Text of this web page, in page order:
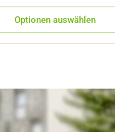
Optionen auswählen